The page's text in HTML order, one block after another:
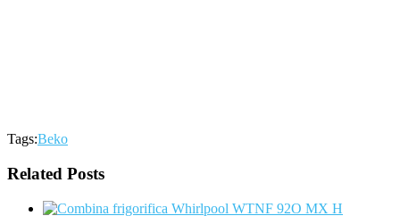
Tags:Beko
Related Posts